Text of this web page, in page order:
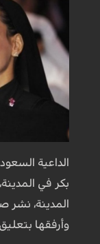
الداعية
بكر في
المدينة، نشر
وأرفقها